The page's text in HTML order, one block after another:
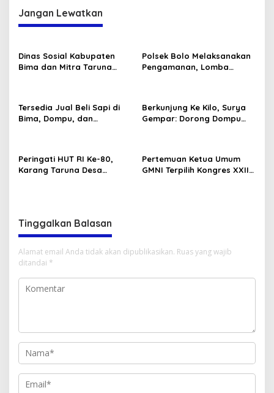
Jangan Lewatkan
Dinas Sosial Kabupaten
Bima dan Mitra Taruna
Polsek Bolo Melaksanakan
Pengamanan, Lomba
RI ke-80 .
Tersedia Jual Beli Sapi di
Bima, Dompu, dan
Berkunjung Ke Kilo, Surya
Gempar: Dorong Dompu
Peringati HUT RI Ke-80,
Karang Taruna Desa
Pertemuan Ketua Umum
GMNI Terpilih Kongres XXII
Tinggalkan Balasan
Alamat email Anda tidak akan dipublikasikan. Ruas yang wajib
ditandai *